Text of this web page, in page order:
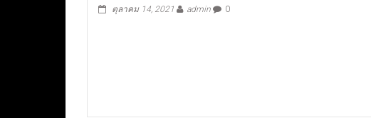
ตุลาคม 14, 2021 admin 0